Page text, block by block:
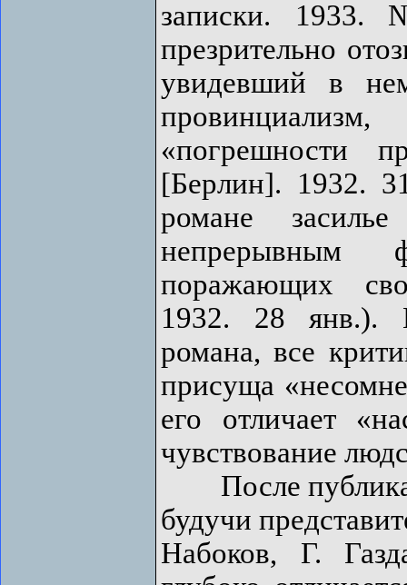
записки.
презрительно
увидевший в
«погрешности
[Берлин]. 1932.
романе
непрерывным
поражающих
1932. 28 янв.).
романа, все
присуща
его отличает
чувствование
После
будучи
Набоков, Г.